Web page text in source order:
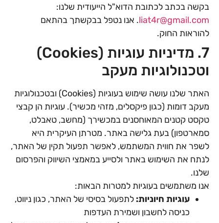
בקשה בכתב לכתובת הדוא"ל הייעודית שלנו:
liat4r@gmail.com. אנו נטפל בבקשתך בהתאם
להוראות החוק.
7. מדיניות עוגיות (Cookies)
וטכנולוגיות מעקב
האתר שלנו עושה שימוש בעוגיות (Cookies) ובטכנולוגיות
מעקב דומות (כגון פיקסלים, מזהי מכשיר). עוגיות הן קבצי
טקסט קטנים המאוחסנים במכשירך (מחשב, טאבלט,
סמארטפון) בעת גלישה באתר. מטרתן העיקרית היא
לשפר את חווית המשתמש, לאפשר תפעול תקין של האתר,
לנתח את השימוש באתר ולסייע במאמצי השיווק והפרסום
שלנו.
אנו משתמשים בעוגיות למטרות הבאות:
עוגיות חיוניות: לתפעול בסיסי של האתר, כגון ניווט,
כניסה לחשבון ושמירת העדפות